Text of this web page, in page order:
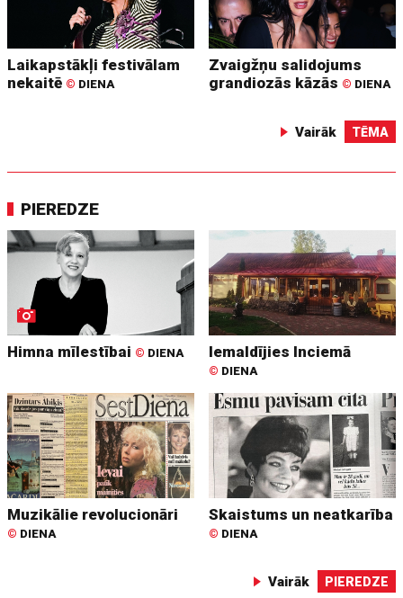
Laikapstākļi festivālam
nekaitē © DIENA
Zvaigžņu salidojums
grandiozās kāzās © DIENA
Vairāk TĒMA
PIEREDZE
Himna mīlestībai © DIENA Iemaldījies Inciemā
© DIENA
Muzikālie revolucionāri
© DIENA
Skaistums un neatkarība
© DIENA
Vairāk PIEREDZE